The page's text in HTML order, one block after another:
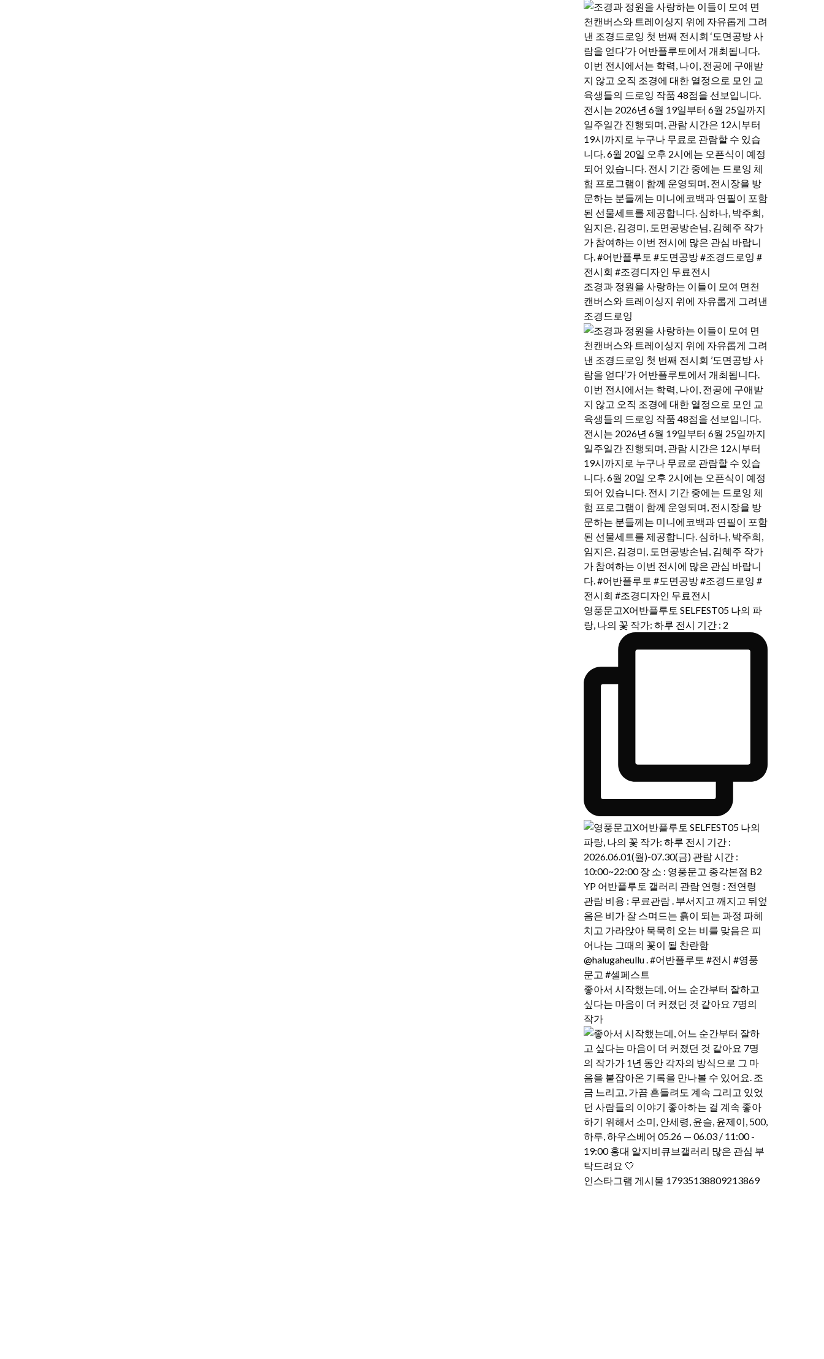
조경과 정원을 사랑하는 이들이 모여 면천
캔버스와 트레이싱지 위에 자유롭게 그려낸
조경드로잉
영풍문고X어반플루토 SELFEST05 나의 파
랑, 나의 꽃 작가: 하루 전시 기간 : 2
좋아서 시작했는데, 어느 순간부터 잘하고
싶다는 마음이 더 커졌던 것 같아요 7명의
작가
인스타그램 게시물 17935138809213869